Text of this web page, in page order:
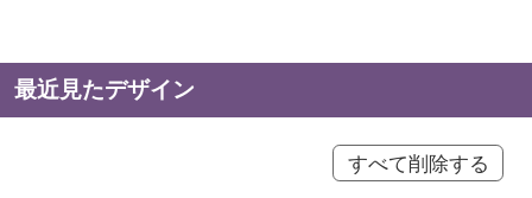
最近見たデザイン
すべて削除する